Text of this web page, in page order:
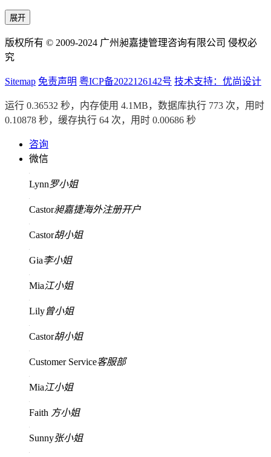
展开
版权所有 © 2009-2024 广州昶嘉捷管理咨询有限公司 侵权必
究
Sitemap 免责声明 粤ICP备2022126142号 技术支持：优尚设计
运行 0.36532 秒，内存使用 4.1MB，数据库执行 773 次，用时
0.10878 秒，缓存执行 64 次，用时 0.00686 秒
咨询
微信
Lynn罗小姐
Castor昶嘉捷海外注册开户
Castor胡小姐
Gia李小姐
Mia江小姐
Lily曾小姐
Castor胡小姐
Customer Service客服部
Mia江小姐
Faith 方小姐
Sunny张小姐